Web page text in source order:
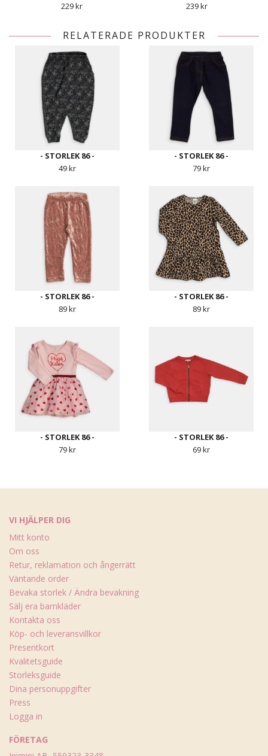
229 kr 239 kr
RELATERADE PRODUKTER
- STORLEK 86 -
49 kr
- STORLEK 86 -
79 kr
- STORLEK 86 -
89 kr
- STORLEK 86 -
89 kr
- STORLEK 86 -
79 kr
- STORLEK 86 -
69 kr
VI HJÄLPER DIG
Mitt konto
Om oss
Retur, reklamation och ångerrätt
Väntande order
Bevaka storlek / Ändra bevakning
Sälj era barnkläder
Kontakta oss
Köp- och leveransvillkor
Presentkort
Kvalitetsguide
Storleksguide
Dina personuppgifter
Press
Logga in
FÖRETAG